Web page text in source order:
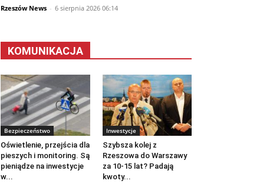
Rzeszów News - 6 sierpnia 2026 06:14
KOMUNIKACJA
Bezpieczeństwo
Oświetlenie, przejścia dla
pieszych i monitoring. Są
pieniądze na inwestycje
w...
Inwestycje
Szybsza kolej z
Rzeszowa do Warszawy
za 10-15 lat? Padają
kwoty...